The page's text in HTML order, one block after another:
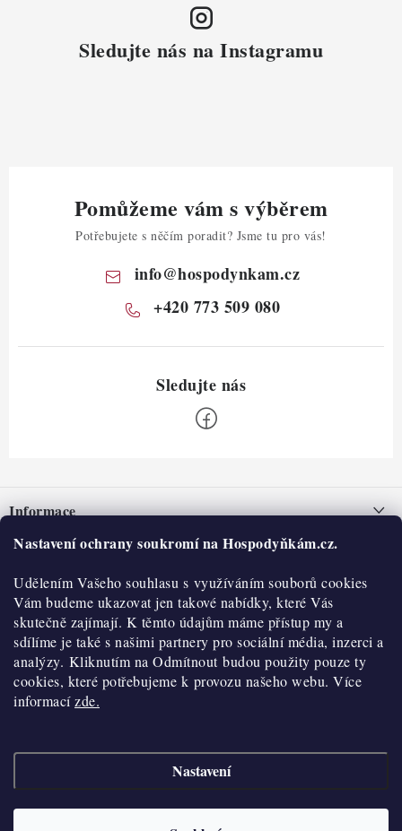
Nastavení ochrany soukromí na Hospodyňkám.cz.
Udělením Vašeho souhlasu s využíváním souborů cookies
Vám budeme ukazovat jen takové nabídky, které Vás
skutečně zajímají. K těmto údajům máme přístup my a
sdílíme je také s našimi partnery pro sociální média, inzerci a
analýzy. Kliknutím na Odmítnout budou použity pouze ty
cookies, které potřebujeme k provozu našeho webu. Více
informacízde.
Nastavení
Sledujte nás na Instagramu
Pomůžeme vám s výběrem
Potřebujete s něčím poradit? Jsme tu pro vás!
info@hospodynkam.cz
+420 773 509 080
pInformace
Nepřevzetí zásilky na dobírku
Obchodní podmínky
Hodnocení obchodu
Blog
Moje objednávka
O nás
Historie
Kontakty
O nákupu
Reklamace a vratky
Výdejní místa
Velkoobchod
cookies